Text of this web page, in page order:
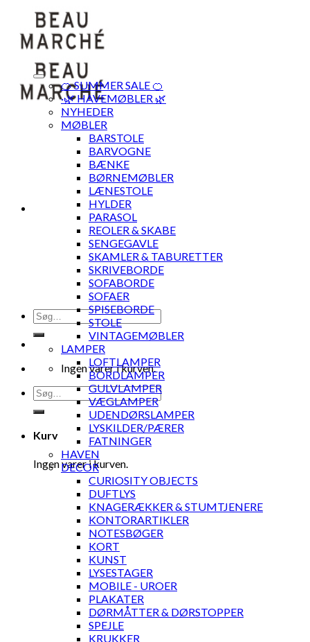
content
Søg
efter:
Ingen varer i kurven.
Søg
efter:
Kurv
Ingen varer i kurven.
🍊 SUMMER SALE 🍊
·🌿 HAVEMØBLER 🌿
NYHEDER
MØBLER
BARSTOLE
BARVOGNE
BÆNKE
BØRNEMØBLER
LÆNESTOLE
HYLDER
PARASOL
REOLER & SKABE
SENGEGAVLE
SKAMLER & TABURETTER
SKRIVEBORDE
SOFABORDE
SOFAER
SPISEBORDE
STOLE
VINTAGEMØBLER
LAMPER
LOFTLAMPER
BORDLAMPER
GULVLAMPER
VÆGLAMPER
UDENDØRSLAMPER
LYSKILDER/PÆRER
FATNINGER
HAVEN
DECOR
CURIOSITY OBJECTS
DUFTLYS
KNAGERÆKKER & STUMTJENERE
KONTORARTIKLER
NOTESBØGER
KORT
KUNST
LYSESTAGER
MOBILE - UROER
PLAKATER
DØRMÅTTER & DØRSTOPPER
SPEJLE
KRUKKER